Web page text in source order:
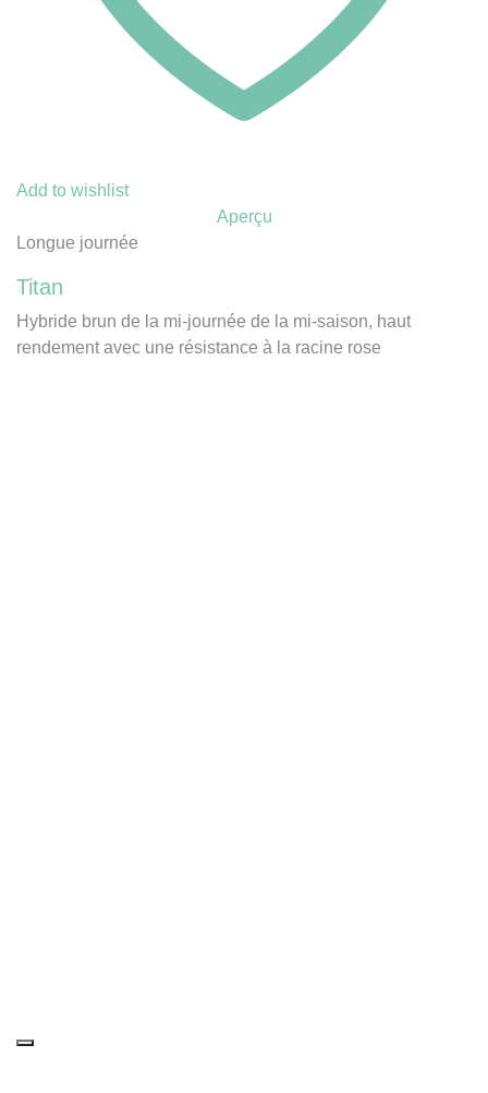
Add to wishlist
Aperçu
Longue journée
Titan
Hybride brun de la mi-journée de la mi-saison, haut
rendement avec une résistance à la racine rose